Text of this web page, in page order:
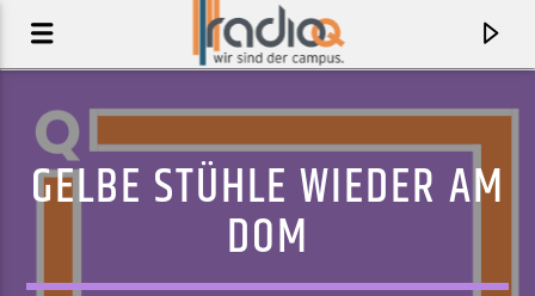
GELBE STÜHLE WIEDER AM
DOM